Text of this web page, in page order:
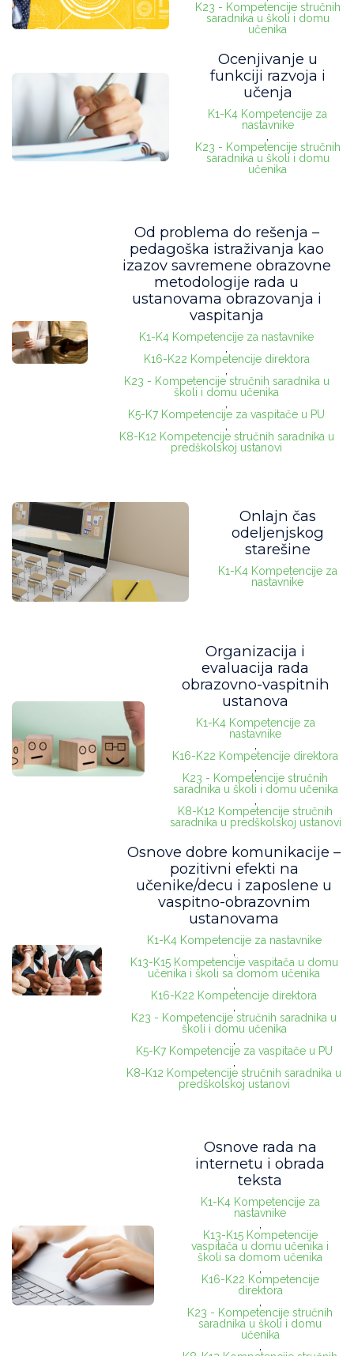
K23 - Kompetencije stručnih
saradnika u školi i domu
učenika
Ocenjivanje u
funkciji razvoja i
učenja
K1-K4 Kompetencije za
nastavnike
K23 - Kompetencije stručnih
saradnika u školi i domu
učenika
Od problema do rešenja –
pedagoška istraživanja kao
izazov savremene obrazovne
metodologije rada u
ustanovama obrazovanja i
vaspitanja
K1-K4 Kompetencije za nastavnike
K16-K22 Kompetencije direktora
K23 - Kompetencije stručnih saradnika u
školi i domu učenika
K5-K7 Kompetencije za vaspitače u PU
K8-K12 Kompetencije stručnih saradnika u
predškolskoj ustanovi
Onlajn čas
odeljenjskog
starešine
K1-K4 Kompetencije za
nastavnike
Organizacija i
evaluacija rada
obrazovno-vaspitnih
ustanova
K1-K4 Kompetencije za
nastavnike
K16-K22 Kompetencije direktora
K23 - Kompetencije stručnih
saradnika u školi i domu učenika
K8-K12 Kompetencije stručnih
saradnika u predškolskoj ustanovi
Osnove dobre komunikacije –
pozitivni efekti na
učenike/decu i zaposlene u
vaspitno-obrazovnim
ustanovama
K1-K4 Kompetencije za nastavnike
K13-K15 Kompetencije vaspitača u domu
učenika i školi sa domom učenika
K16-K22 Kompetencije direktora
K23 - Kompetencije stručnih saradnika u
školi i domu učenika
K5-K7 Kompetencije za vaspitače u PU
K8-K12 Kompetencije stručnih saradnika u
predškolskoj ustanovi
Osnove rada na
internetu i obrada
teksta
K1-K4 Kompetencije za
nastavnike
K13-K15 Kompetencije
vaspitača u domu učenika i
školi sa domom učenika
K16-K22 Kompetencije
direktora
K23 - Kompetencije stručnih
saradnika u školi i domu
učenika